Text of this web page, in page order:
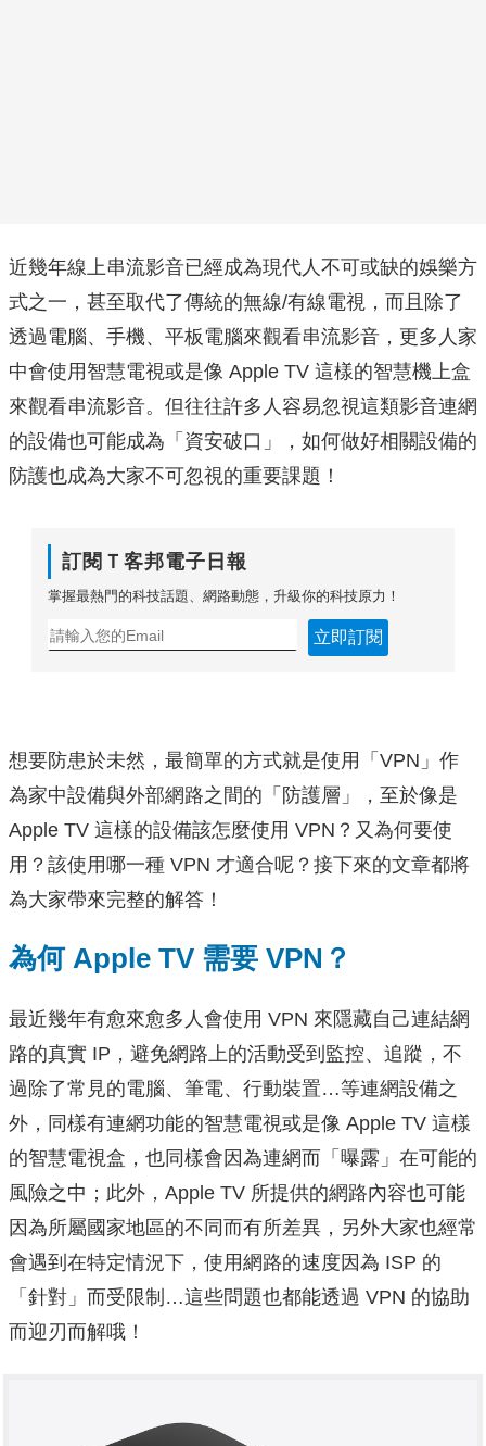
近幾年線上串流影音已經成為現代人不可或缺的娛樂方
式之一，甚至取代了傳統的無線/有線電視，而且除了
透過電腦、手機、平板電腦來觀看串流影音，更多人家
中會使用智慧電視或是像 Apple TV 這樣的智慧機上盒
來觀看串流影音。但往往許多人容易忽視這類影音連網
的設備也可能成為「資安破口」，如何做好相關設備的
防護也成為大家不可忽視的重要課題！
訂閱Ｔ客邦電子日報
掌握最熱門的科技話題、網路動態，升級你的科技原力！
立即訂閱
想要防患於未然，最簡單的方式就是使用「VPN」作
為家中設備與外部網路之間的「防護層」，至於像是
Apple TV 這樣的設備該怎麼使用 VPN？又為何要使
用？該使用哪一種 VPN 才適合呢？接下來的文章都將
為大家帶來完整的解答！
為何 Apple TV 需要 VPN？
最近幾年有愈來愈多人會使用 VPN 來隱藏自己連結網
路的真實 IP，避免網路上的活動受到監控、追蹤，不
過除了常見的電腦、筆電、行動裝置…等連網設備之
外，同樣有連網功能的智慧電視或是像 Apple TV 這樣
的智慧電視盒，也同樣會因為連網而「曝露」在可能的
風險之中；此外，Apple TV 所提供的網路內容也可能
因為所屬國家地區的不同而有所差異，另外大家也經常
會遇到在特定情況下，使用網路的速度因為 ISP 的
「針對」而受限制…這些問題也都能透過 VPN 的協助
而迎刃而解哦！